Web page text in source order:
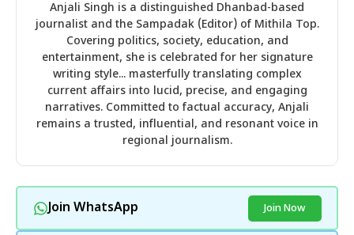
Anjali Singh is a distinguished Dhanbad-based
journalist and the Sampadak (Editor) of Mithila Top.
Covering politics, society, education, and
entertainment, she is celebrated for her signature
writing style... masterfully translating complex
current affairs into lucid, precise, and engaging
narratives. Committed to factual accuracy, Anjali
remains a trusted, influential, and resonant voice in
regional journalism.
Join WhatsApp Join Now